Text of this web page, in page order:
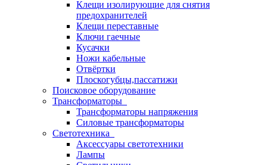
Клещи изолирующие для снятия
предохранителей
Клещи переставные
Ключи гаечные
Кусачки
Ножи кабельные
Отвёртки
Плоскогубцы,пассатижи
Поисковое оборудование
Трансформаторы
Трансформаторы напряжения
Силовые трансформаторы
Светотехника
Аксессуары светотехники
Лампы